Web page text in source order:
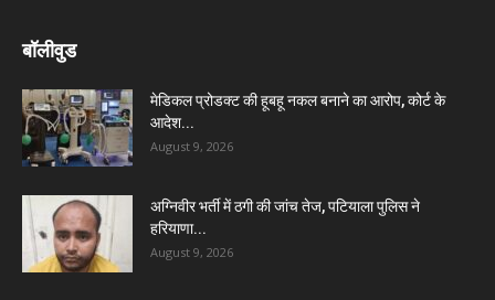
बॉलीवुड
मेडिकल प्रोडक्ट की हूबहू नकल बनाने का आरोप, कोर्ट के
आदेश...
August 9, 2026
अग्निवीर भर्ती में ठगी की जांच तेज, पटियाला पुलिस ने
हरियाणा...
August 9, 2026